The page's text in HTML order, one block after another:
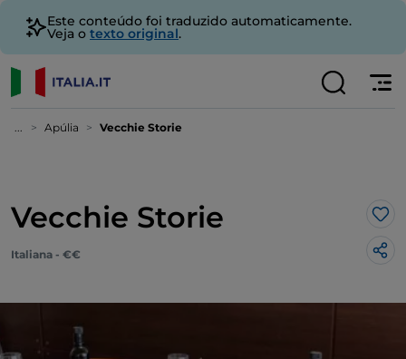
Este conteúdo foi traduzido automaticamente.
Veja o texto original.
... Apúlia Vecchie Storie
Vecchie Storie
Italiana - €€